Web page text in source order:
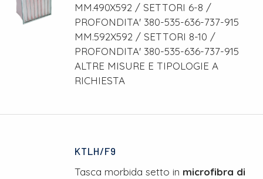
MM.490X592 / SETTORI 6-8 /
PROFONDITA' 380-535-636-737-915
MM.592X592 / SETTORI 8-10 /
PROFONDITA' 380-535-636-737-915
ALTRE MISURE E TIPOLOGIE A
RICHIESTA
KTLH/F9
Tasca morbida setto in microfibra di